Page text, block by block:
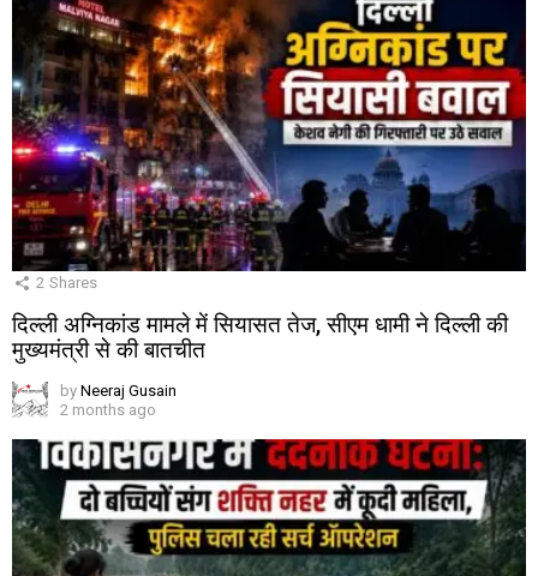
2 Shares
दिल्ली अग्निकांड मामले में सियासत तेज, सीएम धामी ने दिल्ली की
मुख्यमंत्री से की बातचीत
by Neeraj Gusain
2 months ago